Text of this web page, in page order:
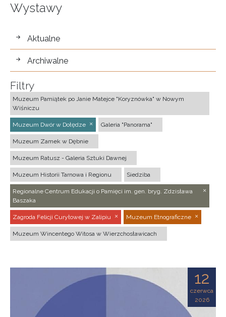
Wystawy
wystawy
Aktualne
Archiwalne
Filtry
Muzeum Pamiątek po Janie Matejce "Koryznówka" w Nowym
Wiśniczu
Muzeum Dwór w Dołędze Galeria "Panorama"
Muzeum Zamek w Dębnie
Muzeum Ratusz - Galeria Sztuki Dawnej
Muzeum Historii Tarnowa i Regionu Siedziba
Regionalne Centrum Edukacji o Pamięci im. gen. bryg. Zdzisława
Baszaka
Zagroda Felicji Curyłowej w Zalipiu Muzeum Etnograficzne
Muzeum Wincentego Witosa w Wierzchosławicach
12
czerwca
2026